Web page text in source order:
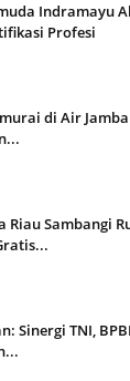
Indramayu
Profesi
di Air
Riau Sambangi
Sinergi TNI,